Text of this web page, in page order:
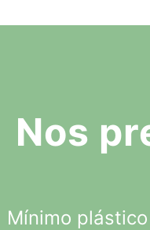
Nos
Mínimo